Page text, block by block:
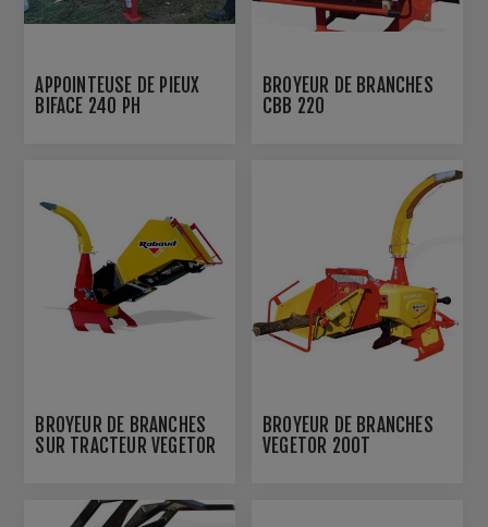
APPOINTEUSE DE PIEUX
BIFACE 240 PH
BROYEUR DE BRANCHES
CBB 220
BROYEUR DE BRANCHES
SUR TRACTEUR VEGETOR
BROYEUR DE BRANCHES
VEGETOR 200T